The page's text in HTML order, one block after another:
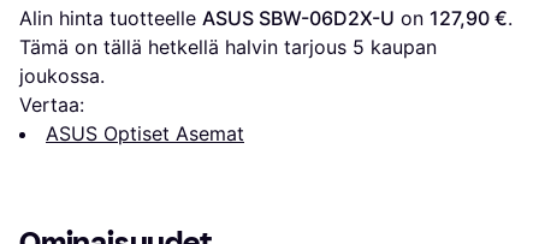
Alin hinta tuotteelle ASUS SBW-06D2X-U on 127,90 €.
Tämä on tällä hetkellä halvin tarjous 5 kaupan
joukossa.
Vertaa:
ASUS Optiset Asemat